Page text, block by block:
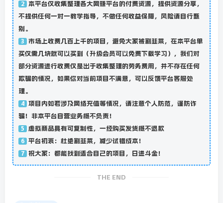
2
本平台仅收集整理各大网赚平台的付费资源，提供资源分享，
不提供任何一对一教学指导，不做任何收益保障，风险请自行甄
别。
3
市场上收费几百上千的项目，避免大家被割韭菜，在本平台单
买仅需几块就可以买到（升级会员可以免费下载学习），我们对
部分资源进行收费仅是出于收集整理的劳务费用，并不存在任何
欺骗的情况，如果你对当前项目不满意，可以反馈平台客服处
理。
4
项目内如若涉及网络充值等情况，请注意个人防范，谨防诈
骗！非本平台自营业务概不负责！
5 虚拟商品具有可复制性，一经购买发货概不退款
6 平台初衷：杜绝割韭菜，减少试错成本！
7 祝大家：都能找到适合自己的项目，日进斗金！
THE END